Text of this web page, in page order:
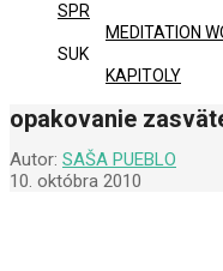
SPR
MEDITATION
SUK
KAPITOLY
opakovanie
Autor: SAŠA PUEBLO
10. októbra 2010